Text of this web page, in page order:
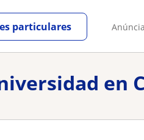
particulares
en